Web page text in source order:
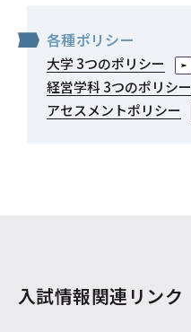
各種ポリシー
大学 3つのポリシー
経営学科 3つのポリシー
アセスメントポリシー
入試情報関連リンク